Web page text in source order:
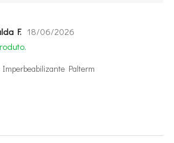
F. 18/06/2026
Palterm